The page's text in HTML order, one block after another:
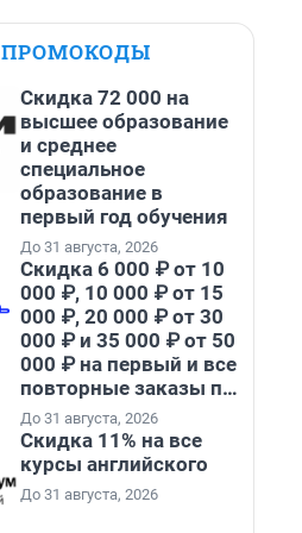
ПРОМОКОДЫ
Скидка 72 000 на
высшее образование
и среднее
специальное
образование в
первый год обучения
До 31 августа, 2026
Скидка 6 000 ₽ от 10
000 ₽, 10 000 ₽ от 15
000 ₽, 20 000 ₽ от 30
000 ₽ и 35 000 ₽ от 50
000 ₽ на первый и все
повторные заказы по
промокоду НАБЕРИ
До 31 августа, 2026
Скидка 11% на все
курсы английского
До 31 августа, 2026